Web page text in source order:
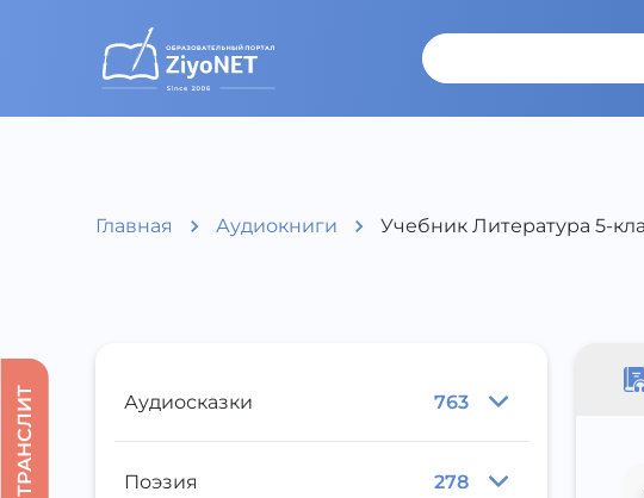
Главная Аудиокниги Учебник Литература 5-
Аудиосказки 763
Поэзия 278
ТРАНСЛИТ